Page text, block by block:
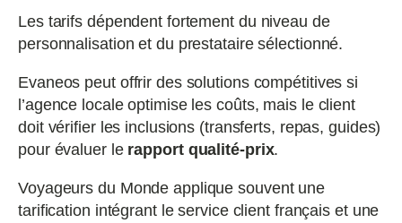
Les tarifs dépendent fortement du niveau de
personnalisation et du prestataire sélectionné.
Evaneos peut offrir des solutions compétitives si
l’agence locale optimise les coûts, mais le client
doit vérifier les inclusions (transferts, repas, guides)
pour évaluer le rapport qualité-prix.
Voyageurs du Monde applique souvent une
tarification intégrant le service client français et une